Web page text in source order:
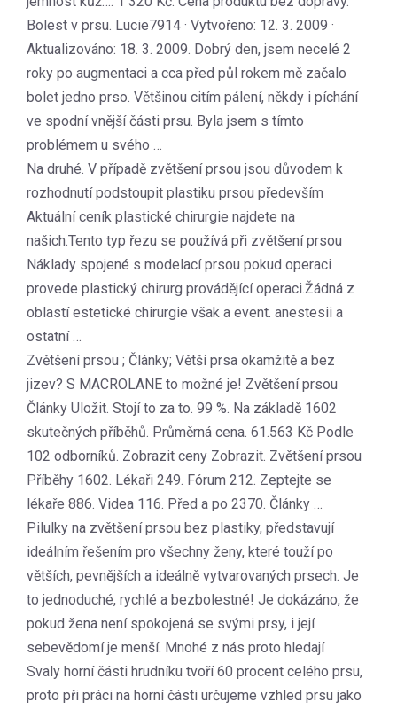
Bolest v prsu. Lucie7914 · Vytvořeno: 12. 3. 2009 ·
Aktualizováno: 18. 3. 2009. Dobrý den, jsem necelé 2
roky po augmentaci a cca před půl rokem mě začalo
bolet jedno prso. Většinou citím pálení, někdy i píchání
ve spodní vnější části prsu. Byla jsem s tímto
problémem u svého …
Na druhé. V případě zvětšení prsou jsou důvodem k
rozhodnutí podstoupit plastiku prsou především
Aktuální ceník plastické chirurgie najdete na
našich.Tento typ řezu se používá při zvětšení prsou
Náklady spojené s modelací prsou pokud operaci
provede plastický chirurg provádějící operaci.Žádná z
oblastí estetické chirurgie však a event. anestesii a
ostatní …
Zvětšení prsou ; Články; Větší prsa okamžitě a bez
jizev? S MACROLANE to možné je! Zvětšení prsou
Články Uložit. Stojí to za to. 99 %. Na základě 1602
skutečných příběhů. Průměrná cena. 61.563 Kč Podle
102 odborníků. Zobrazit ceny Zobrazit. Zvětšení prsou
Příběhy 1602. Lékaři 249. Fórum 212. Zeptejte se
lékaře 886. Videa 116. Před a po 2370. Články …
Pilulky na zvětšení prsou bez plastiky, představují
ideálním řešením pro všechny ženy, které touží po
větších, pevnějších a ideálně vytvarovaných prsech. Je
to jednoduché, rychlé a bezbolestné! Je dokázáno, že
pokud žena není spokojená se svými prsy, i její
sebevědomí je menší. Mnohé z nás proto hledají
Svaly horní části hrudníku tvoří 60 procent celého prsu,
proto při práci na horní části určujeme vzhled prsu jako